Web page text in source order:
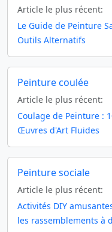
Article le plus récent:
Le Guide de Peinture
Outils Alternatifs
Peinture coulée
Article le plus récent:
Coulage de Peinture :
Œuvres d'Art Fluides
Peinture sociale
Article le plus récent:
Activités DIY
les rassemblements à